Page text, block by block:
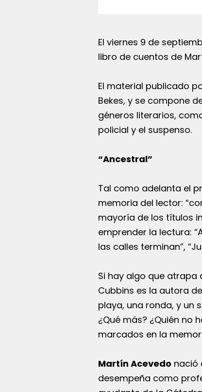
El viernes 9 de
libro de cuentos de
El material publicado
Bekes, y se compone
géneros literarios,
policial y el suspenso.
“Ancestral”
Tal como adelanta el
memoria del lector:
mayoría de los títulos
emprender la lectura:
las calles terminan”,
Si hay algo que atrapa
Cubbins es la autora
playa, una ronda, y un
¿Qué más? ¿Quién no
marcados en la
Martín Acevedo nació
desempeña como